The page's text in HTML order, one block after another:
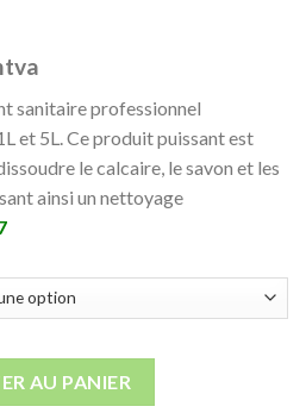
:
sanitaire professionnel
et 5L. Ce produit puissant est
le calcaire, le savon et les
ainsi un nettoyage
AU PANIER